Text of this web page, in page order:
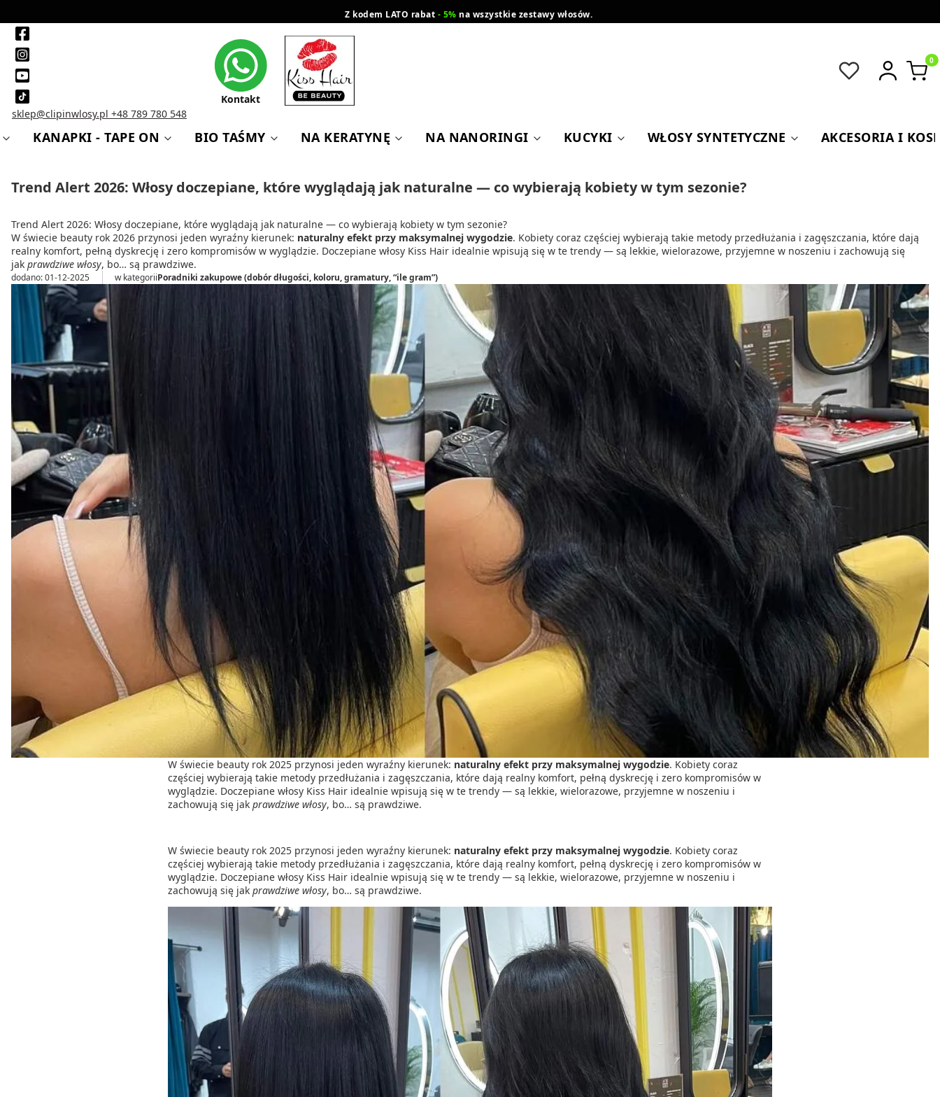
Z kodem LATO rabat - 5% na wszystkie zestawy włosów.
sklep@clipinwlosy.pl +48 789 780 548
Kontakt
KANAPKI - TAPE ON BIO TAŚMY NA KERATYNĘ NA NANORINGI KUCYKI WŁOSY SYNTETYCZNE AKCESORIA I
Trend Alert 2026: Włosy doczepiane, które wyglądają jak naturalne — co wybierają kobiety w tym sezonie?
Trend Alert 2026: Włosy doczepiane, które wyglądają jak naturalne — co wybierają kobiety w tym sezonie?
W świecie beauty rok 2026 przynosi jeden wyraźny kierunek: naturalny efekt przy maksymalnej wygodzie. Kobiety coraz częściej wybierają takie metody przedłużania i zagęszczania, które dają
realny komfort, pełną dyskrecję i zero kompromisów w wyglądzie. Doczepiane włosy Kiss Hair idealnie wpisują się w te trendy — są lekkie, wielorazowe, przyjemne w noszeniu i zachowują się
jak prawdziwe włosy, bo… są prawdziwe.
dodano: 01-12-2025 w kategoriiPoradniki zakupowe (dobór długości, koloru, gramatury, “ile gram”)
W świecie beauty rok 2025 przynosi jeden wyraźny kierunek: naturalny efekt przy maksymalnej wygodzie. Kobiety coraz
częściej wybierają takie metody przedłużania i zagęszczania, które dają realny komfort, pełną dyskrecję i zero kompromisów w
wyglądzie. Doczepiane włosy Kiss Hair idealnie wpisują się w te trendy — są lekkie, wielorazowe, przyjemne w noszeniu i
zachowują się jak prawdziwe włosy, bo… są prawdziwe.
W świecie beauty rok 2025 przynosi jeden wyraźny kierunek: naturalny efekt przy maksymalnej wygodzie. Kobiety coraz
częściej wybierają takie metody przedłużania i zagęszczania, które dają realny komfort, pełną dyskrecję i zero kompromisów w
wyglądzie. Doczepiane włosy Kiss Hair idealnie wpisują się w te trendy — są lekkie, wielorazowe, przyjemne w noszeniu i
zachowują się jak prawdziwe włosy, bo… są prawdziwe.